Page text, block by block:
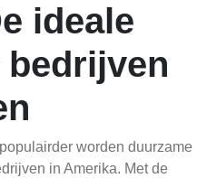
ideale
bedrijven
worden duurzame
in Amerika. Met de